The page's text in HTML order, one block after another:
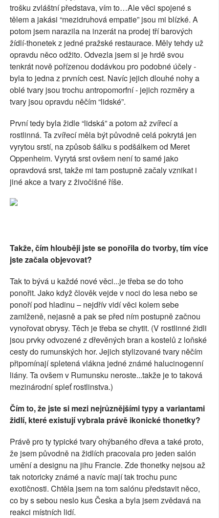
trošku zvláštní představa, vím to…Ale věci spojené s
tělem a jakási “mezidruhová empatie” jsou mi blízké. A
potom jsem narazila na inzerát na prodej tří barových
žídlí-thonetek z jednépražské restaurace. Měly tehdy už
opravdu něco odžito. Odvezla jsem si je hrdě svou
tenkrát nově pořízenou dodávkou pro podobné účely -
byla to jedna z prvních cest. Navíc jejich dlouhé nohy a
oblé tvary jsou trochu antropomorfní - jejich rozměry a
tvary jsou opravdu něčím “lidské”.
První tedy byla židle “lidská” a potom až zvířecí a
rostlinná. Ta zvířecí měla být původně celá pokrytá jen
vyrytou srstí, na způsob šálku s podšálkem od Meret
Oppenheim. Vyrytá srst ovšem není to samé jako
opravdová srst, takže mi tam postupně začaly vznikat i
jiné akce a tvary z živočišné říše.
Takže, čím hlouběji jste se ponořila do tvorby, tím více
jste začala objevovat?
Tak to bývá u každé nové věci...je třeba se do toho
ponořit. Jako když člověk vejde v noci do lesa nebo se
ponoří pod hladinu – nejdřív vidí věci kolem sebe
zamlženě, nejasně a pak se před ním postupně začnou
vynořovat obrysy. Těch je třeba se chytit. (V rostlinné židli
jsou prvky odvozené z dřevěných bran a kostelů z loňské
cesty do rumunských hor. Jejich stylizované tvary něčím
připomínají spletená vlákna jedné známé halucinogenní
liány. Ta ovšem v Rumunsku neroste...takže je to taková
mezinárodní spleť rostlinstva.)
Čím to, že jste si mezi nejrůznějšími typy a variantami
židlí, které existují vybrala právě ikonické thonetky?
Právě pro ty typické tvary ohýbaného dřeva a také proto,
že jsem původně na židlích pracovala pro jeden salón
umění a designu na jihu Francie. Zde thonetky nejsou až
tak notoricky známé a navíc mají tak trochu punc
exotičnosti. Chtěla jsem na tom salónu představit něco,
co by s sebou neslo kus Česka a byla jsem zvědavá na
reakci místních lidí.